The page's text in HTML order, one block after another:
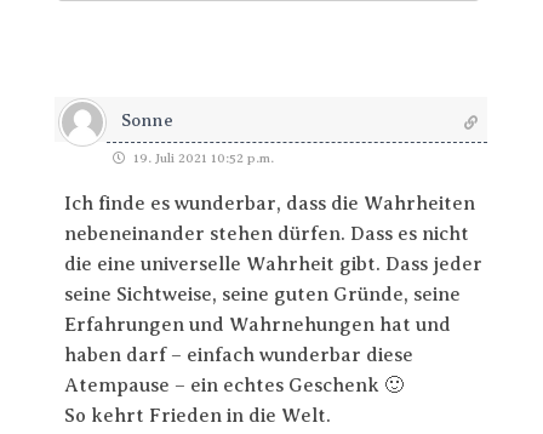
Sonne
19. Juli 2021 10:52 p.m.
Ich finde es wunderbar, dass die Wahrheiten
nebeneinander stehen dürfen. Dass es nicht
die eine universelle Wahrheit gibt. Dass jeder
seine Sichtweise, seine guten Gründe, seine
Erfahrungen und Wahrnehungen hat und
haben darf – einfach wunderbar diese
Atempause – ein echtes Geschenk 🙂
So kehrt Frieden in die Welt.